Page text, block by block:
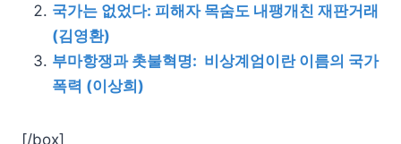
국가는 없었다: 피해자 목숨도 내팽개친 재판거래
(김영환)
부마항쟁과 촛불혁명: 비상계엄이란 이름의 국가
폭력 (이상희)
[/box]